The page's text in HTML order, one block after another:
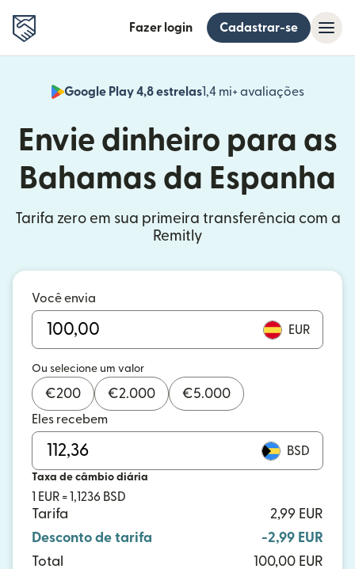
Fazer login Cadastrar-se
Google Play 4,8 estrelas1,4 mi+ avaliações
(abre
Envie dinheiro para as
Bahamas da Espanha
Tarifa zero em sua primeira transferência com a
Remitly
Você envia
EUR
Ou selecione um valor
€200 €2.000 €5.000
Eles recebem
BSD
Taxa de câmbio diária
1 EUR = 1,1236 BSD
Tarifa
2,99 EUR
Desconto de tarifa
-2,99 EUR
Total
100,00 EUR